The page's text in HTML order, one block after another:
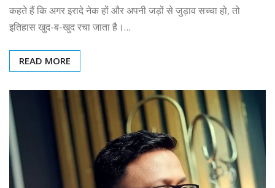
कहते हैं कि अगर इरादे नेक हों और अपनी जड़ों से जुड़ाव सच्चा हो, तो
इतिहास खुद-ब-खुद रचा जाता है।…
READ MORE